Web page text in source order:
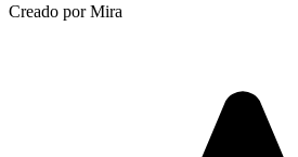
Creado por Mira